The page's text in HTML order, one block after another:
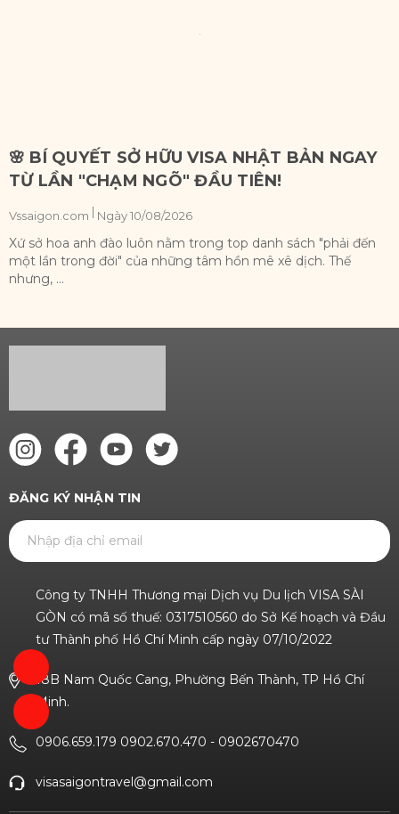
🌸 BÍ QUYẾT SỞ HỮU VISA NHẬT BẢN NGAY
TỪ LẦN "CHẠM NGÕ" ĐẦU TIÊN!
Vssaigon.com | Ngày 10/08/2026
Xứ sở hoa anh đào luôn nằm trong top danh sách "phải đến
một lần trong đời" của những tâm hồn mê xê dịch. Thế
nhưng, ...
ĐĂNG KÝ NHẬN TIN
Công ty TNHH Thương mại Dịch vụ Du lịch VISA SÀI
GÒN có mã số thuế: 0317510560 do Sở Kế hoạch và Đầu
tư Thành phố Hồ Chí Minh cấp ngày 07/10/2022
18B Nam Quốc Cang, Phường Bến Thành, TP Hồ Chí
Minh.
0906.659.179 0902.670.470 - 0902670470
visasaigontravel@gmail.com